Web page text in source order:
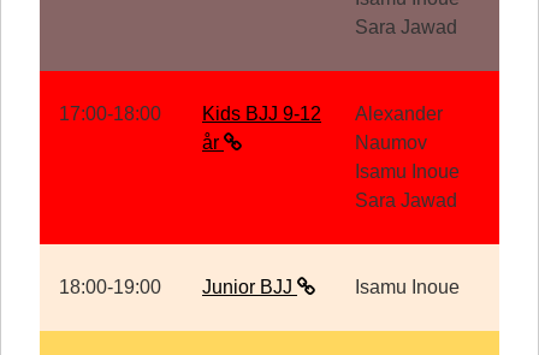
Sara Jawad
17:00-18:00
Kids BJJ 9-12
år
Alexander
Naumov
Isamu Inoue
Sara Jawad
18:00-19:00 Junior BJJ Isamu Inoue